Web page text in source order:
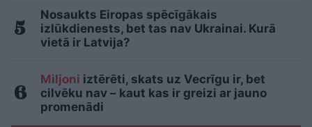
Nosaukts Eiropas spēcīgākais
izlūkdienests, bet tas nav Ukrainai. Kurā
vietā ir Latvija?
Miljoni iztērēti, skats uz Vecrīgu ir, bet
cilvēku nav – kaut kas ir greizi ar jauno
promenādi